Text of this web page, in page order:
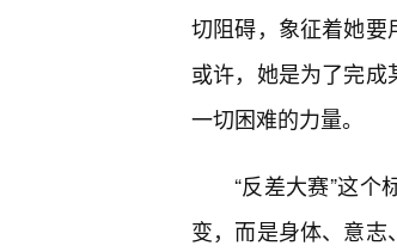
切阻碍，象征着她要
或许，她是为了完
一切困难的力量。
“反差大赛”这
变，而是身体、意